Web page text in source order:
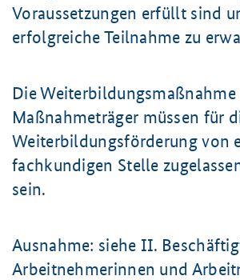
Voraussetzungen erfüllt sind
erfolgreiche Teilnahme zu
Die
Maßnahmeträger müssen für
Weiterbildungsförderung von
fachkundigen Stelle
sein.
Ausnahme: siehe II.
Arbeitnehmerinnen und